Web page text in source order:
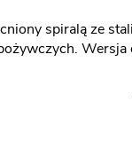
spiralą ze